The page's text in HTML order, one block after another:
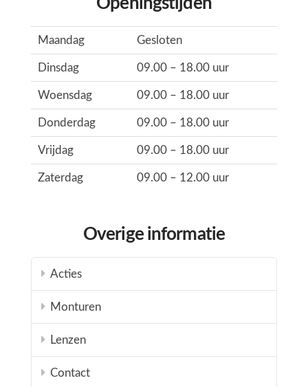
Maandag Gesloten
Dinsdag 09.00 – 18.00 uur
Woensdag 09.00 – 18.00 uur
Donderdag 09.00 – 18.00 uur
Vrijdag 09.00 – 18.00 uur
Zaterdag 09.00 – 12.00 uur
Overige informatie
Acties
Monturen
Lenzen
Contact